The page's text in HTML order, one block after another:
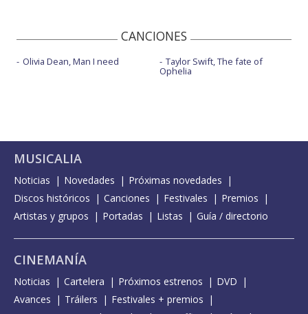
CANCIONES
Olivia Dean, Man I need Taylor Swift, The fate of
Ophelia
MUSICALIA
Noticias Novedades
Próximas novedades
Discos históricos
Canciones Festivales
Premios
Artistas y grupos
Portadas Listas Guía / directorio
CINEMANÍA
Noticias Cartelera Próximos estrenos
DVD
Avances
Tráilers
Festivales + premios